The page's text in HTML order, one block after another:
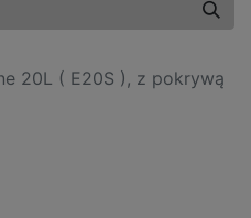
20L ( E20S ), z pokrywą